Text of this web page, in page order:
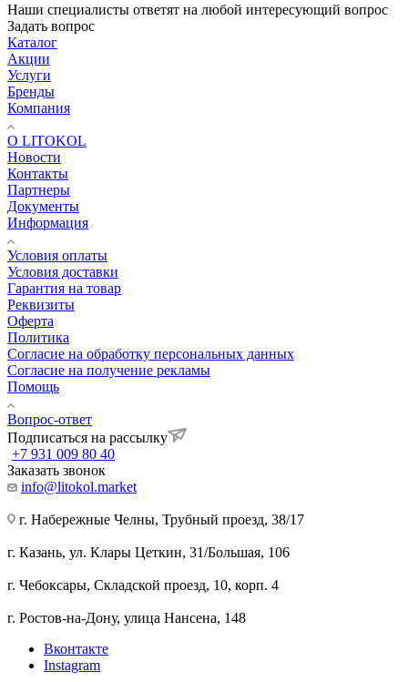
Наши специалисты ответят на любой интересующий вопрос
Задать вопрос
Каталог
Акции
Услуги
Бренды
Компания
О LITOKOL
Новости
Контакты
Партнеры
Документы
Информация
Условия оплаты
Условия доставки
Гарантия на товар
Реквизиты
Оферта
Политика
Согласие на обработку персональных данных
Согласие на получение рекламы
Помощь
Вопрос-ответ
Подписаться на рассылку
+7 931 009 80 40
Заказать звонок
info@litokol.market
г. Набережные Челны, Трубный проезд, 38/17
г. Казань, ул. Клары Цеткин, 31/Большая, 106
г. Чебоксары, Складской проезд, 10, корп. 4
г. Ростов-на-Дону, улица Нансена, 148
Вконтакте
Instagram